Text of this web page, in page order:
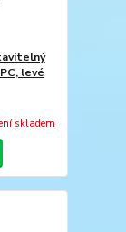
levé
skladem